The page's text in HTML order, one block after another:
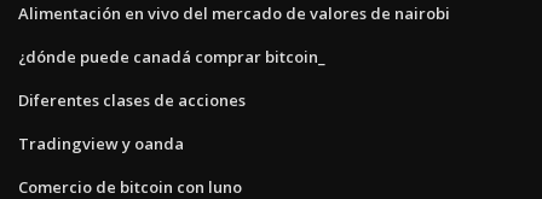
Alimentación en vivo del mercado de valores de nairobi
¿dónde puede canadá comprar bitcoin_
Diferentes clases de acciones
Tradingview y oanda
Comercio de bitcoin con luno